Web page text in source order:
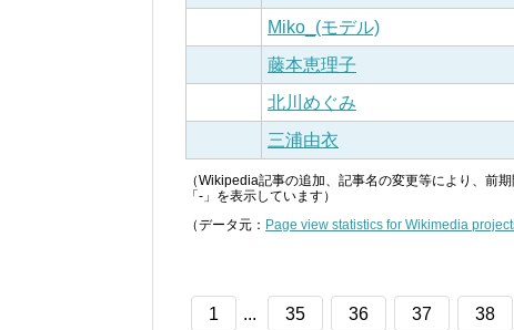
Miko_(モデル)
藤本恵理子
北川めぐみ
三浦由衣
（Wikipedia記事の追加、記事名の変更等により、前
「-」を表示しています）
（データ元： Page view statistics for Wikimedia
1 ... 35 36 37 38